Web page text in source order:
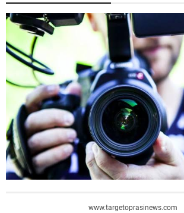
www.targetoprasinews.com